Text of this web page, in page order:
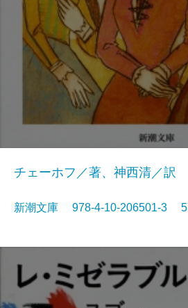
チェーホフ／著、神西清／訳
新潮文庫 978-4-10-206501-3